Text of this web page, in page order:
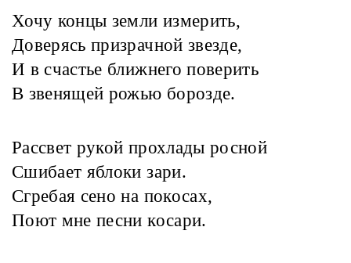
Хочу концы земли измерить,
Доверясь призрачной звезде,
И в счастье ближнего поверить
В звенящей рожью борозде.
Рассвет рукой прохлады росной
Сшибает яблоки зари.
Сгребая сено на покосах,
Поют мне песни косари.